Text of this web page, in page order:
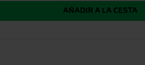
AÑADIR A LA CESTA